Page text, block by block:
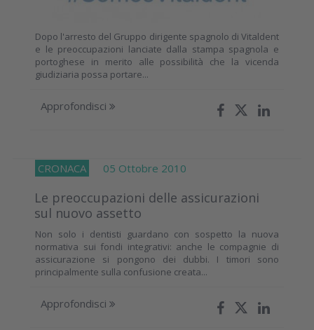
Dopo l'arresto del Gruppo dirigente spagnolo di Vitaldent
e le preoccupazioni lanciate dalla stampa spagnola e
portoghese in merito alle possibilità che la vicenda
giudiziaria possa portare...
Approfondisci
CRONACA 05 Ottobre 2010
Le preoccupazioni delle assicurazioni
sul nuovo assetto
Non solo i dentisti guardano con sospetto la nuova
normativa sui fondi integrativi: anche le compagnie di
assicurazione si pongono dei dubbi. I timori sono
principalmente sulla confusione creata...
Approfondisci